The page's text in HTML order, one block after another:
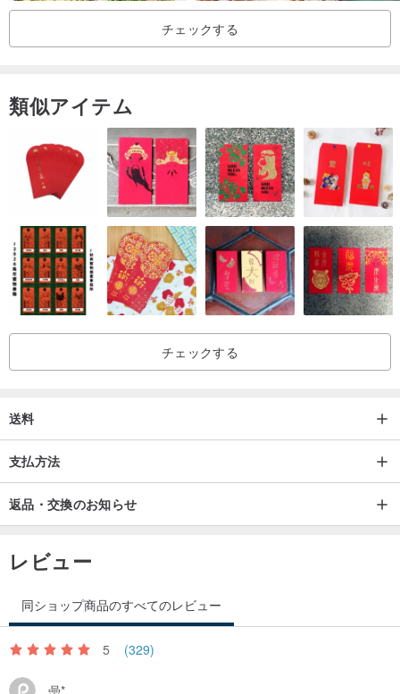
チェックする
類似アイテム
チェックする
送料
支払方法
返品・交換のお知らせ
レビュー
同ショップ商品のすべてのレビュー
5 (329)
喦*